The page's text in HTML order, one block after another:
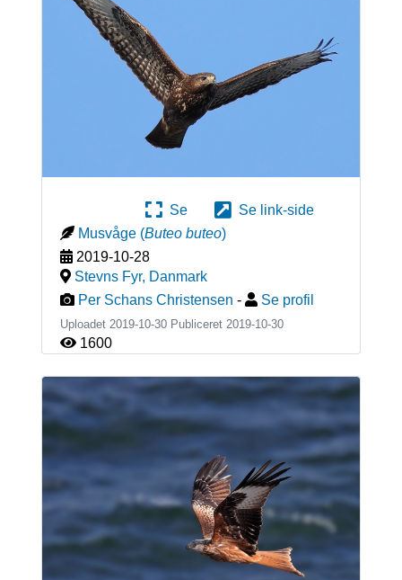
Se
Se link-side
Musvåge (Buteo buteo)
2019-10-28
Stevns Fyr, Danmark
Per Schans Christensen - Se profil
Uploadet 2019-10-30 Publiceret 2019-10-30
1600